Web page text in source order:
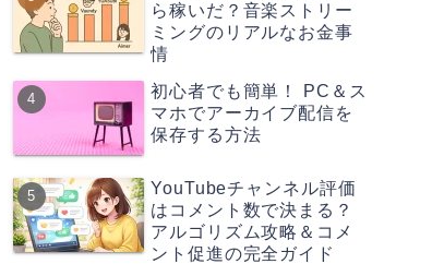
ら稼いだ？音楽ストリー
ミングのリアルなお金事
情
初心者でも簡単！ PC＆ス
マホでアーカイブ配信を
保存する方法
YouTubeチャンネル評価
はコメント数で決まる？
アルゴリズム攻略＆コメ
ント促進の完全ガイド